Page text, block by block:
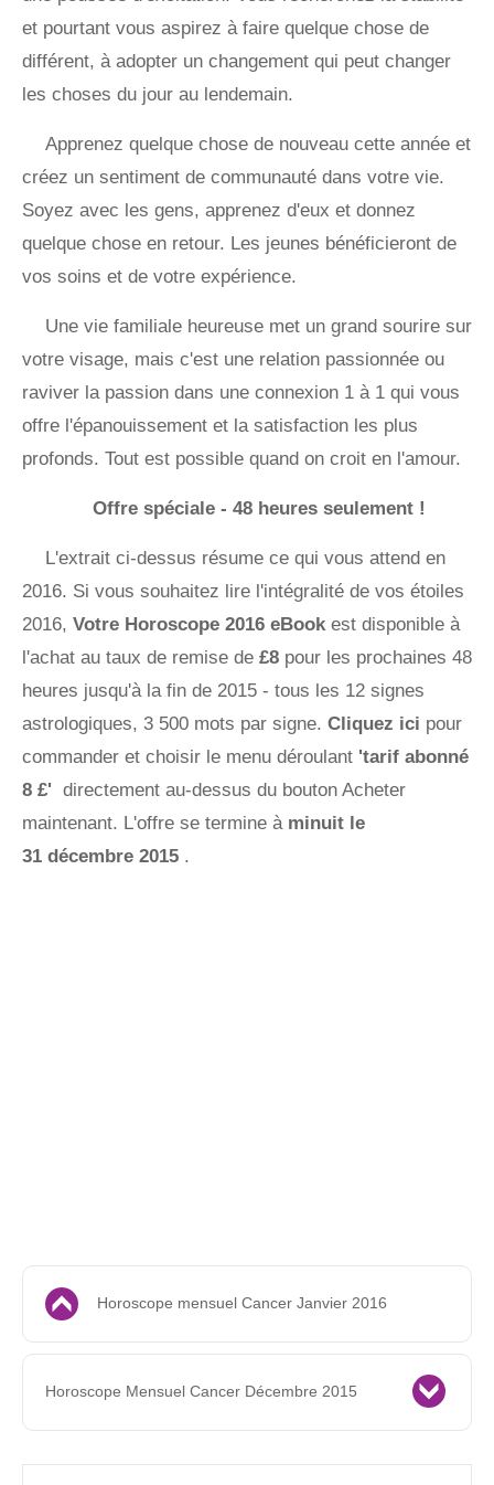
et pourtant vous aspirez à faire quelque chose de
différent, à adopter un changement qui peut changer
les choses du jour au lendemain.
Apprenez quelque chose de nouveau cette année et
créez un sentiment de communauté dans votre vie.
Soyez avec les gens, apprenez d'eux et donnez
quelque chose en retour. Les jeunes bénéficieront de
vos soins et de votre expérience.
Une vie familiale heureuse met un grand sourire sur
votre visage, mais c'est une relation passionnée ou
raviver la passion dans une connexion 1 à 1 qui vous
offre l'épanouissement et la satisfaction les plus
profonds. Tout est possible quand on croit en l'amour.
Offre spéciale - 48 heures seulement !
L'extrait ci-dessus résume ce qui vous attend en
2016. Si vous souhaitez lire l'intégralité de vos étoiles
2016, Votre Horoscope 2016 eBook est disponible à
l'achat au taux de remise de £8 pour les prochaines 48
heures jusqu'à la fin de 2015 - tous les 12 signes
astrologiques, 3 500 mots par signe. Cliquez ici pour
commander et choisir le menu déroulant 'tarif abonné
8 £' directement au-dessus du bouton Acheter
maintenant. L'offre se termine à minuit le
31 décembre 2015 .
Horoscope mensuel Cancer Janvier 2016
Horoscope Mensuel Cancer Décembre 2015